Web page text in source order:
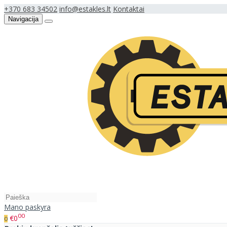
+370 683 34502 info@estakles.lt Kontaktai
Navigacija
Mano paskyra
0 €000